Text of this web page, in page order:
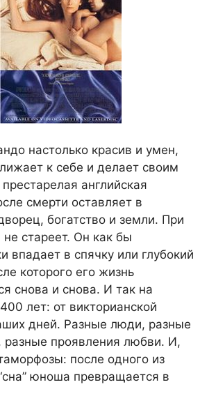
настолько красив и умен,
к себе и делает своим
английская
смерти оставляет в
богатство и земли. При
стареет. Он как бы
впадает в спячку или глубокий
которого его жизнь
снова и снова. И так на
лет: от викторианской
дней. Разные люди, разные
разные проявления любви. И,
после одного из
юноша превращается в